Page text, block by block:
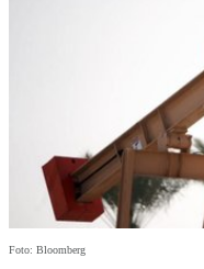
Foto: Bloomberg